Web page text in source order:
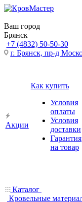
Ваш город
Брянск
+7 (4832) 50-50-30
г. Брянск, пр-д
Акции
Как купить
Условия
оплаты
Условия
доставки
Гарантия
на товар
Каталог
Кровельные